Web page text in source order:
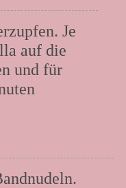
Je
auf die
und für